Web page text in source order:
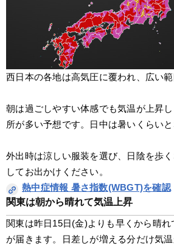
西日本の各地は高気圧に覆われ、広い範
朝は過ごしやすい体感でも気温が上昇
所が多い予想です。日中は暑いくらいと
外出時は涼しい服装を選び、日陰を歩
してお出かけください。
熱中症情報 暑さ指数(WBGT)を確認
関東は朝から晴れて気温上昇
関東は昨日15日(金)よりも早くから晴れ
が届きます。日差しが増える分だけ気